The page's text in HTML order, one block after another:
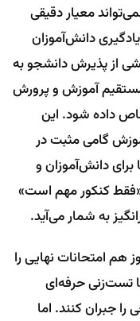
معیار دقیقی
دانش‌آموزان
از پذیرش دانشجو به
آموزش و پرورش
داده شود. این
گامی مثبت در
دانش‌آموزان و
کنکور مهم است»
به شمار می‌آید.
هم امتحانات نهایی را
تست‌زنی حرفه‌ای
جبران کنند. اما